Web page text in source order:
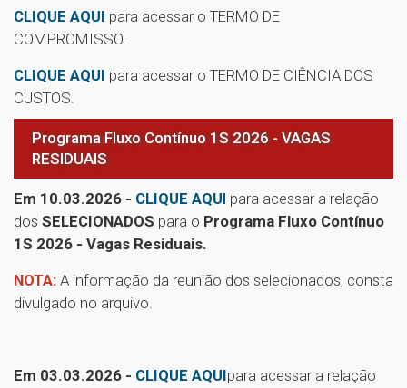
CLIQUE AQUI para acessar o TERMO DE
COMPROMISSO.
CLIQUE AQUI para acessar o TERMO DE CIÊNCIA DOS
CUSTOS.
Programa Fluxo Contínuo 1S 2026 - VAGAS
RESIDUAIS
Em 10.03.2026 - CLIQUE AQUI para acessar a relação
dos SELECIONADOS para o Programa Fluxo Contínuo
1S 2026 - Vagas Residuais.
NOTA: A informação da reunião dos selecionados, consta
divulgado no arquivo.
Em 03.03.2026 - CLIQUE AQUIpara acessar a relação